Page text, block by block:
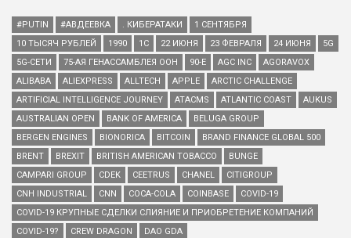
#PUTIN #АВДЕЕВКА . КИБЕРАТАКИ
1 СЕНТЯБРЯ
10 ТЫСЯЧ РУБЛЕЙ
1990 1С 22 ИЮНЯ 23 ФЕВРАЛЯ 24 ИЮНЯ
5G
5G-СЕТИ
75-АЯ ГЕНАССАМБЛЕЯ ООН 90-Е AGC INC
AGORAVOX
ALIBABA
ALIEXPRESS ALLTECH APPLE
ARCTIC CHALLENGE
ARTIFICIAL INTELLIGENCE JOURNEY
ATACMS ATLANTIC COAST
AUKUS
AUSTRALIAN OPEN
BANK OF AMERICA
BELUGA GROUP
BERGEN ENGINES
BIONORICA BITCOIN
BRAND FINANCE GLOBAL 500
BRENT
BREXIT BRITISH AMERICAN TOBACCO
BUNGE
CAMPARI GROUP
CDEK CEETRUS CHANEL
CITIGROUP
CNH INDUSTRIAL
CNN COCA-COLA COINBASE
COVID-19
COVID-19 КРУПНЫЕ СДЕЛКИ СЛИЯНИЕ И ПРИОБРЕТЕНИЕ КОМПАНИЙ
COVID-19?
CREW DRAGON DAO GDA